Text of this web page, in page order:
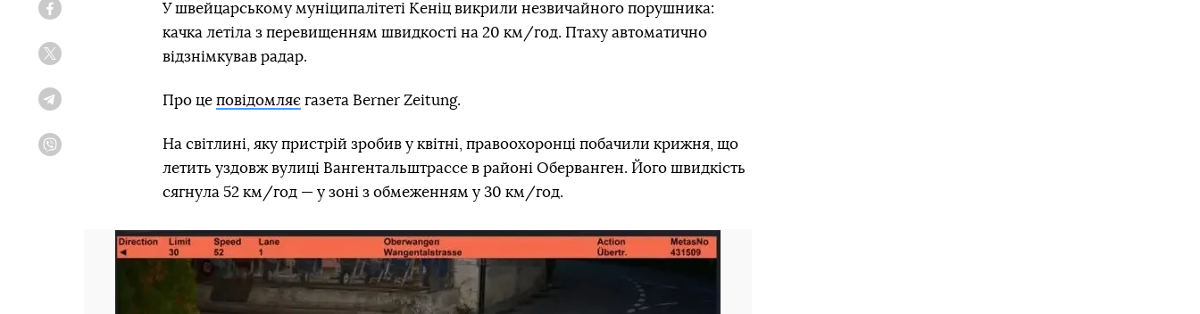
У швейцарському муніципалітеті Кеніц викрили незвичайного порушника:
качка летіла з перевищенням швидкості на 20 км/год. Птаху автоматично
відзнімкував радар.
Про це повідомляє газета Berner Zeitung.
На світлині, яку пристрій зробив у квітні, правоохоронці побачили крижня, що
летить уздовж вулиці Вангентальштрассе в районі Оберванген. Його швидкість
сягнула 52 км/год — у зоні з обмеженням у 30 км/год.